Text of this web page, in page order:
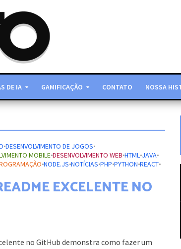
DE IA GAMIFICAÇÃO CONTATO NOSSA
•DESENVOLVIMENTO DE JOGOS•
MOBILE•DESENVOLVIMENTO WEB•HTML•JAVA•
•NODE.JS•NOTÍCIAS•PHP•PYTHON•REACT•
EXCELENTE NO
no GitHub demonstra como fazer um